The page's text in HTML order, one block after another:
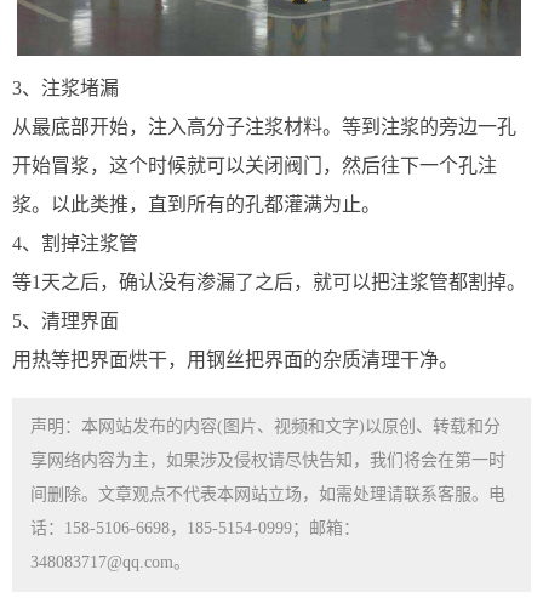
3、注浆堵漏
从最底部开始，注入高分子注浆材料。等到注浆的旁边一孔
开始冒浆，这个时候就可以关闭阀门，然后往下一个孔注
浆。以此类推，直到所有的孔都灌满为止。
4、割掉注浆管
等1天之后，确认没有渗漏了之后，就可以把注浆管都割掉。
5、清理界面
用热等把界面烘干，用钢丝把界面的杂质清理干净。
声明：本网站发布的内容(图片、视频和文字)以原创、转载和分
享网络内容为主，如果涉及侵权请尽快告知，我们将会在第一时
间删除。文章观点不代表本网站立场，如需处理请联系客服。电
话：158-5106-6698，185-5154-0999；邮箱：
348083717@qq.com。